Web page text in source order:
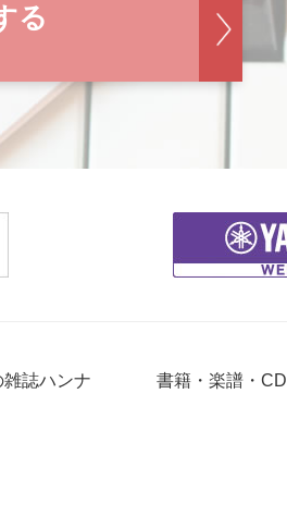
る
雑誌ハンナ 書籍・楽譜・CD